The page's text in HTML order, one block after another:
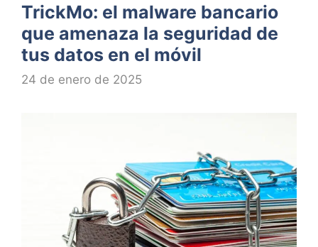
TrickMo: el malware bancario
que amenaza la seguridad de
tus datos en el móvil
24 de enero de 2025